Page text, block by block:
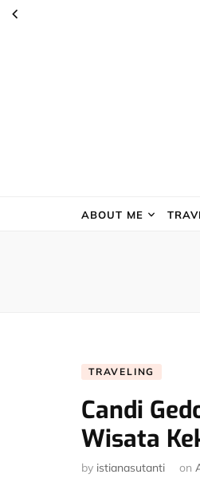
ABOUT ME
TRAVELING
Candi
Wisata
by istianasutanti on